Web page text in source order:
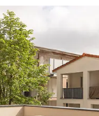
somos